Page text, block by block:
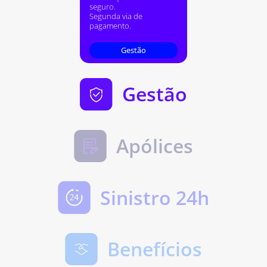
seguro.
Segunda via de
pagamento.
Gestão
Gestão
Apólices
Sinistro 24h
Benefícios